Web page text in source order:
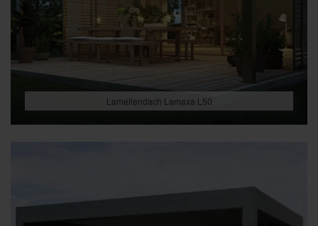
Lamellendach Lamaxa L50